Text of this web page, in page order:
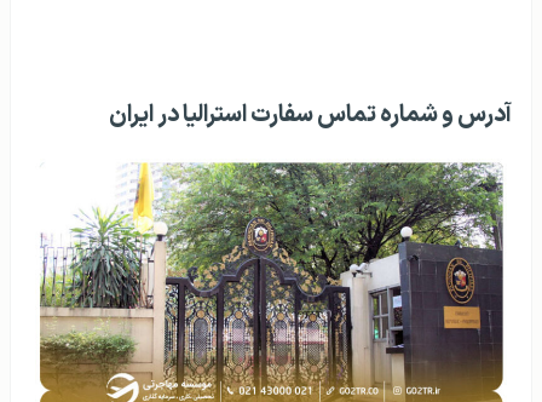
آدرس و شماره تماس سفارت استرالیا در ایران